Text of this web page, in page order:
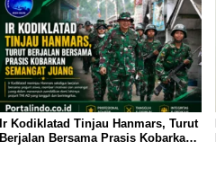
Ir Kodiklatad Tinjau Hanmars, Turut
Berjalan Bersama Prasis Kobarkan